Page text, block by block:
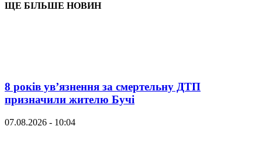
ЩЕ БІЛЬШЕ НОВИН
8 років ув’язнення за смертельну ДТП
призначили жителю Бучі
07.08.2026 - 10:04